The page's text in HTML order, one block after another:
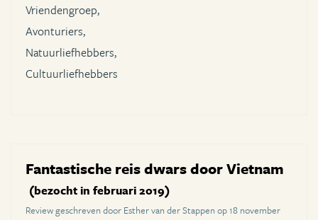
Vriendengroep,
Avonturiers,
Natuurliefhebbers,
Cultuurliefhebbers
Fantastische reis dwars door Vietnam
(bezocht in februari 2019)
Review geschreven door Esther van der Stappen op 18 november